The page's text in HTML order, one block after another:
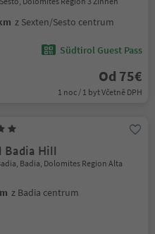
z Sexten/Sesto centrum
Südtirol Guest Pass
Od 75€
1 noc / 1 byt Včetně DPH
Badia Hill
Badia, Dolomites Region Alta
z Badia centrum